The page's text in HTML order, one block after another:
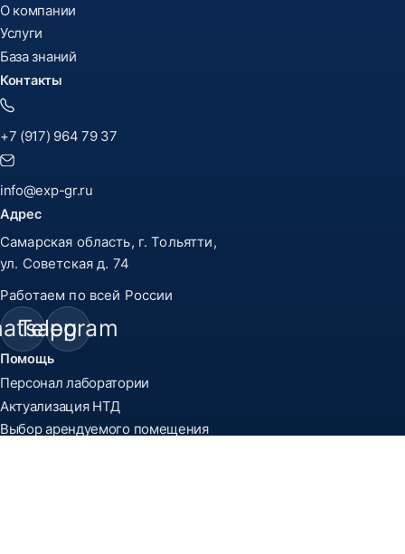
О компании
Услуги
База знаний
Контакты
+7 (917) 964 79 37
info@exp-gr.ru
Адрес
Самарская область, г. Тольятти,
ул. Советская д. 74
Работаем по всей России
Telegram
Помощь
Персонал лаборатории
Актуализация НТД
Выбор арендуемого помещения